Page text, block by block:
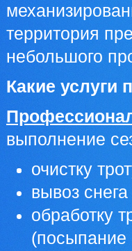
территория
небольшого
Какие услуги
выполнение
очистку
вывоз
обработку
(посыпание